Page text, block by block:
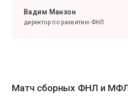
Вадим Манзон
директор по развитию ФНЛ
Матч сборных ФНЛ и